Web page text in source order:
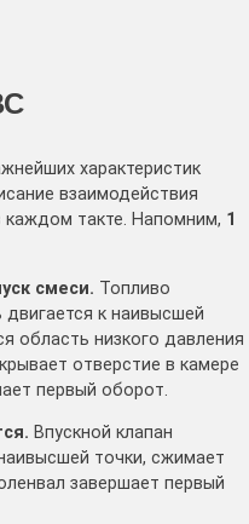
характеристик
взаимодействия
такте. Напомним, 1
смеси. Топливо
к наивысшей
область низкого давления
отверстие в камере
первый оборот.
Впускной клапан
точки, сжимает
завершает первый